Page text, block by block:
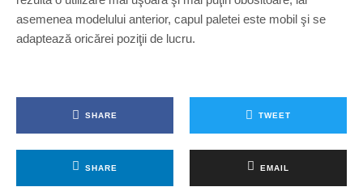
asemenea mod­elului anterior, capul paletei este mobil şi se
adaptează oricărei poziţii de lucru.
SHARE TWEET
SHARE EMAIL